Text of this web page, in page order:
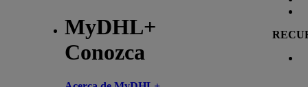
MyDHL+
Conozca